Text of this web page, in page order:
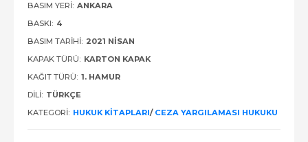
BASIM YERI: ANKARA
BASKI: 4
BASIM TARIHI: 2021 NISAN
KAPAK TÜRÜ: KARTON KAPAK
KAĞIT TÜRÜ: 1. HAMUR
DILI: TÜRKÇE
KATEGORI: HUKUK KITAPLARI/ CEZA YARGILAMASI HUKUKU